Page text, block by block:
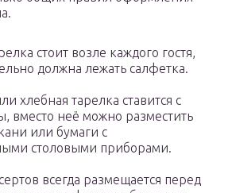
стоит возле каждого гостя,
должна лежать салфетка.
хлебная тарелка ставится с
вместо неё можно разместить
или бумаги с
столовыми приборами.
всегда размещается перед